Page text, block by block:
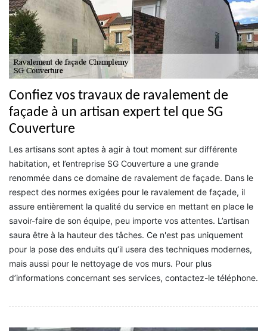
Confiez vos travaux de ravalement de
façade à un artisan expert tel que SG
Couverture
Les artisans sont aptes à agir à tout moment sur différente
habitation, et l’entreprise SG Couverture a une grande
renommée dans ce domaine de ravalement de façade. Dans le
respect des normes exigées pour le ravalement de façade, il
assure entièrement la qualité du service en mettant en place le
savoir-faire de son équipe, peu importe vos attentes. L’artisan
saura être à la hauteur des tâches. Ce n'est pas uniquement
pour la pose des enduits qu’il usera des techniques modernes,
mais aussi pour le nettoyage de vos murs. Pour plus
d’informations concernant ses services, contactez-le téléphone.